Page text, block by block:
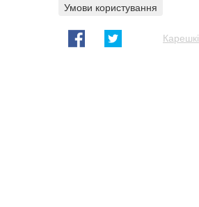
Умови користування
Карешкі